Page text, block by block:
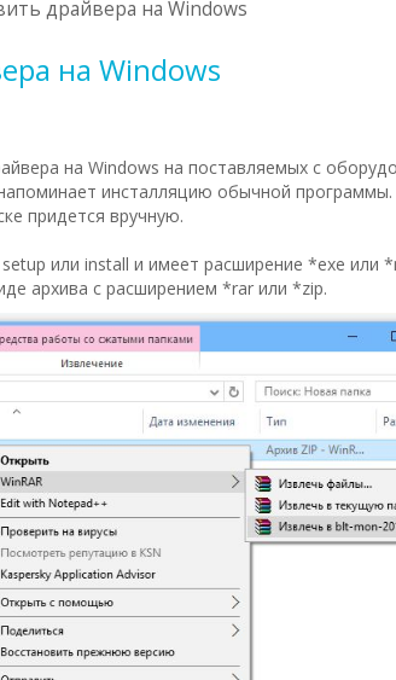
драйвера на Windows
на Windows
на Windows на поставляемых с
инсталляцию обычной программы.
придется вручную.
или install и имеет расширение *exe или
архива с расширением *rar или *zip.